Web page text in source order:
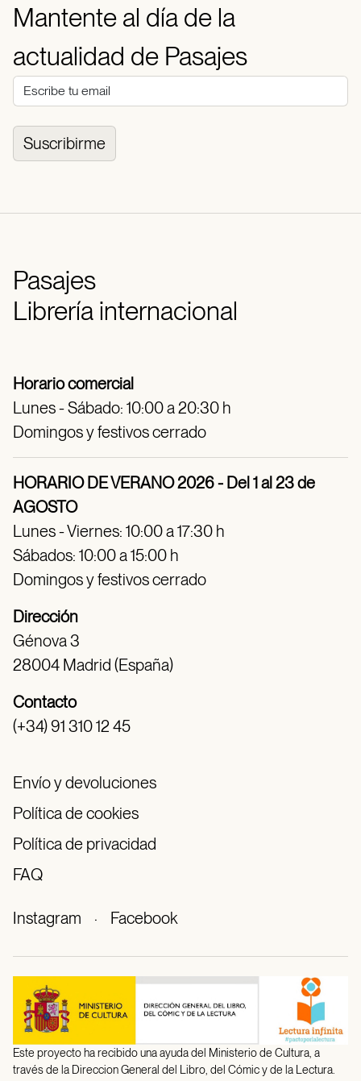
Mantente al día de la
actualidad de Pasajes
Suscribirme
Pasajes
Librería internacional
Horario comercial
Lunes - Sábado: 10:00 a 20:30 h
Domingos y festivos cerrado
HORARIO DE VERANO 2026 - Del 1 al 23 de
AGOSTO
Lunes - Viernes: 10:00 a 17:30 h
Sábados: 10:00 a 15:00 h
Domingos y festivos cerrado
Dirección
Génova 3
28004 Madrid (España)
Contacto
(+34) 91 310 12 45
Envío y devoluciones
Política de cookies
Política de privacidad
FAQ
Instagram · Facebook
Este proyecto ha recibido una ayuda del Ministerio de Cultura, a
través de la Direccion General del Libro, del Cómic y de la Lectura.